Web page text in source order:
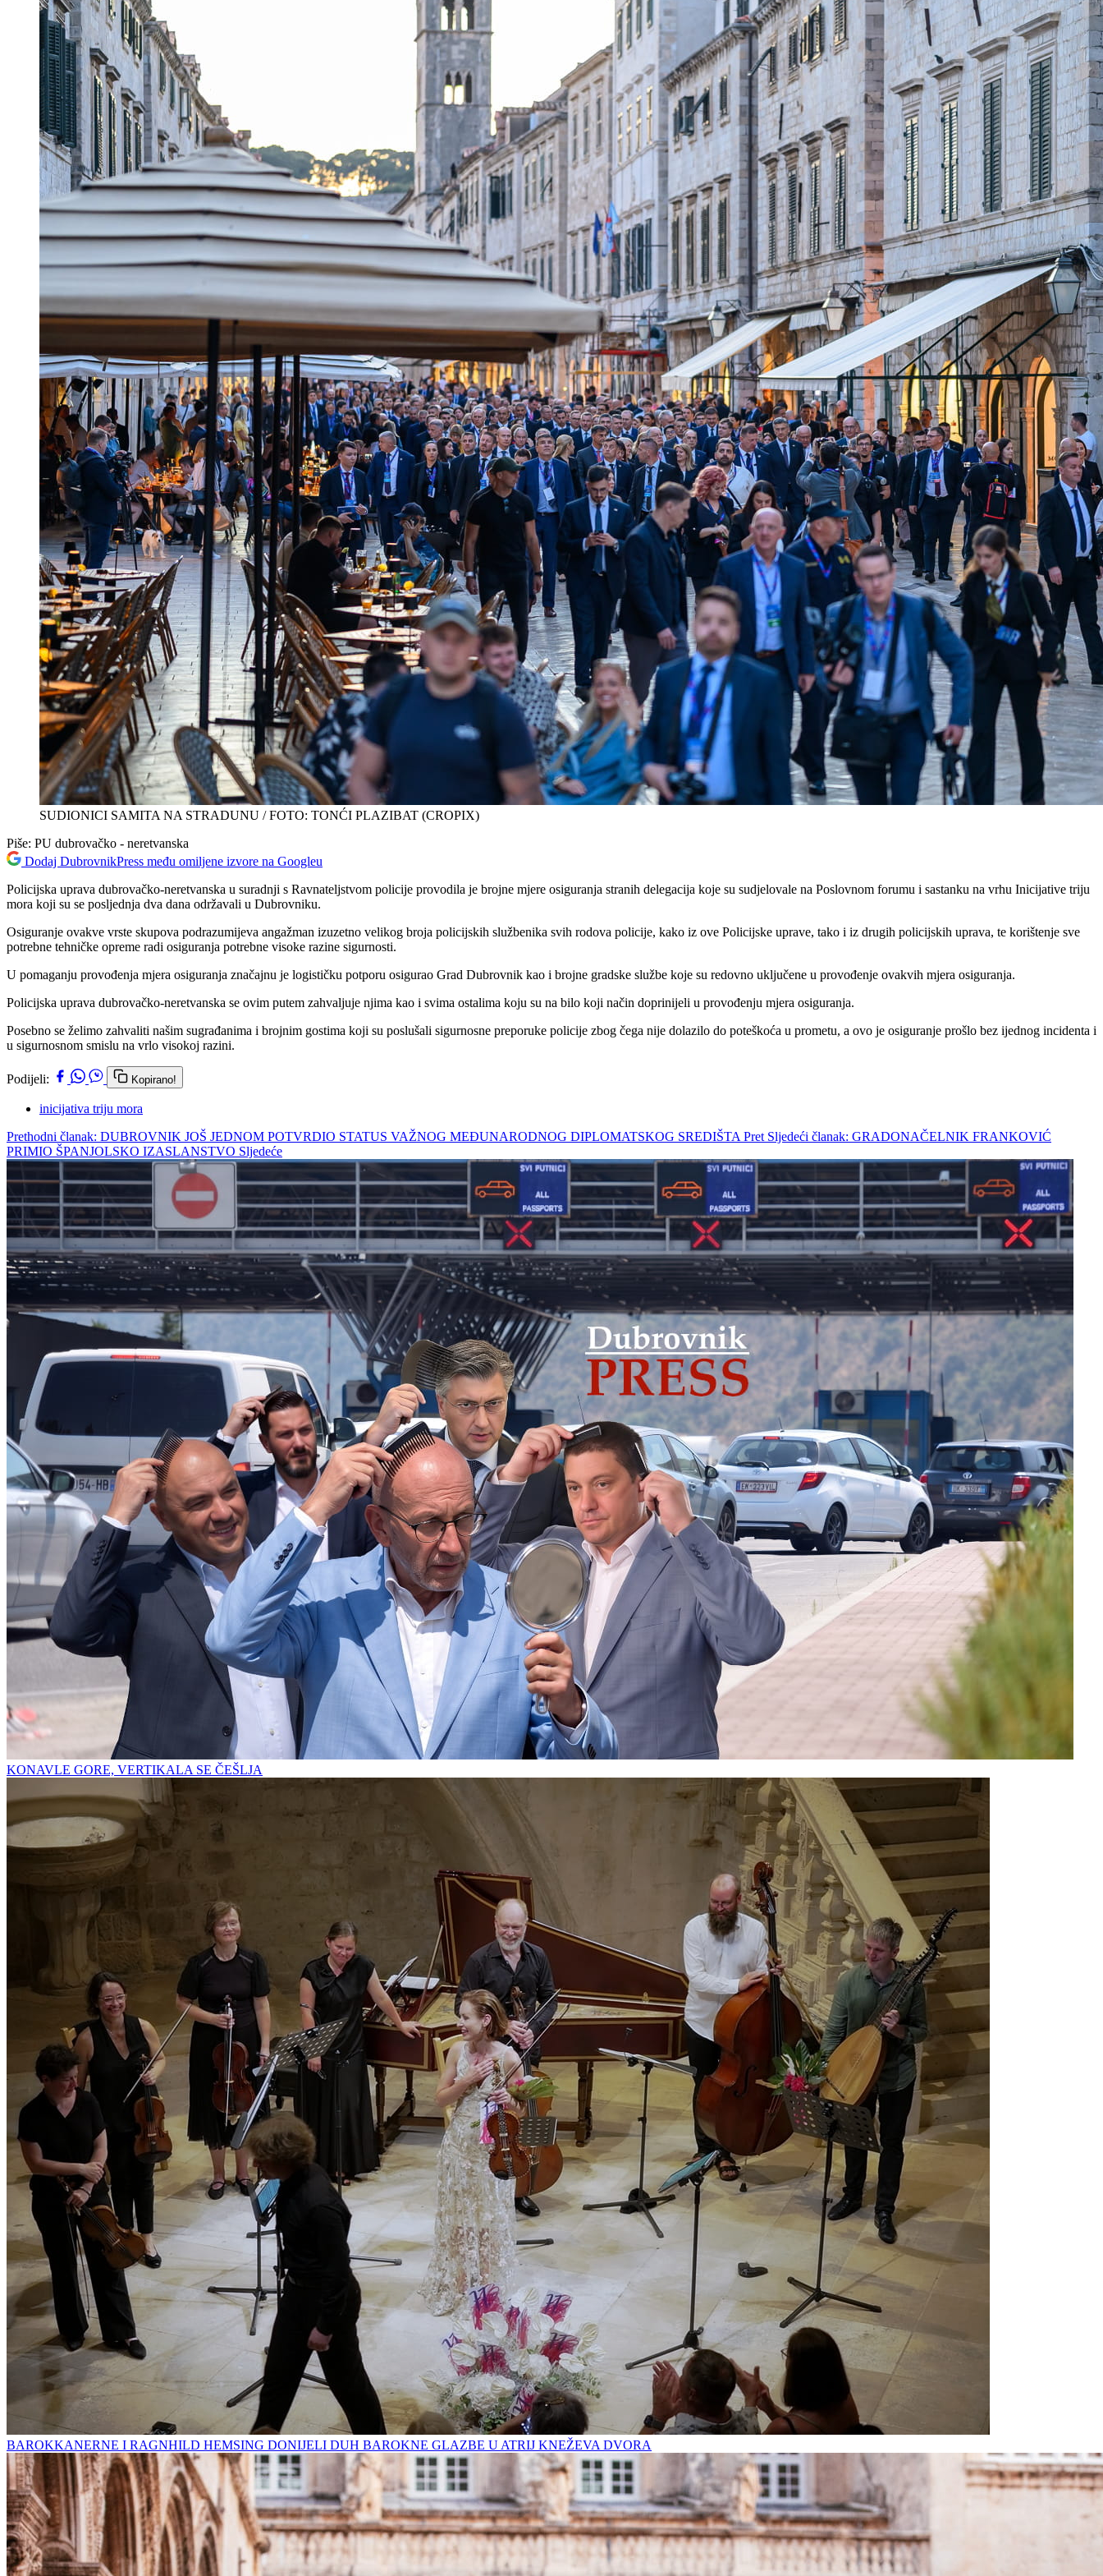
SUDIONICI SAMITA NA STRADUNU / FOTO: TONĆI PLAZIBAT (CROPIX)
Piše: PU dubrovačko - neretvanska
Dodaj DubrovnikPress među omiljene izvore na Googleu
Policijska uprava dubrovačko-neretvanska u suradnji s Ravnateljstvom policije provodila je brojne mjere osiguranja stranih delegacija koje su sudjelovale na Poslovnom forumu i sastanku na vrhu Inicijative triju
mora koji su se posljednja dva dana održavali u Dubrovniku.
Osiguranje ovakve vrste skupova podrazumijeva angažman izuzetno velikog broja policijskih službenika svih rodova policije, kako iz ove Policijske uprave, tako i iz drugih policijskih uprava, te korištenje sve
potrebne tehničke opreme radi osiguranja potrebne visoke razine sigurnosti.
U pomaganju provođenja mjera osiguranja značajnu je logističku potporu osigurao Grad Dubrovnik kao i brojne gradske službe koje su redovno uključene u provođenje ovakvih mjera osiguranja.
Policijska uprava dubrovačko-neretvanska se ovim putem zahvaljuje njima kao i svima ostalima koju su na bilo koji način doprinijeli u provođenju mjera osiguranja.
Posebno se želimo zahvaliti našim sugrađanima i brojnim gostima koji su poslušali sigurnosne preporuke policije zbog čega nije dolazilo do poteškoća u prometu, a ovo je osiguranje prošlo bez ijednog incidenta i
u sigurnosnom smislu na vrlo visokoj razini.
Podijeli: Kopirano!
inicijativa triju mora
Prethodni članak: DUBROVNIK JOŠ JEDNOM POTVRDIO STATUS VAŽNOG MEĐUNARODNOG DIPLOMATSKOG SREDIŠTA Pret Sljedeći članak: GRADONAČELNIK FRANKOVIĆ
PRIMIO ŠPANJOLSKO IZASLANSTVO Sljedeće
KONAVLE GORE, VERTIKALA SE ČEŠLJA
BAROKKANERNE I RAGNHILD HEMSING DONIJELI DUH BAROKNE GLAZBE U ATRIJ KNEŽEVA DVORA